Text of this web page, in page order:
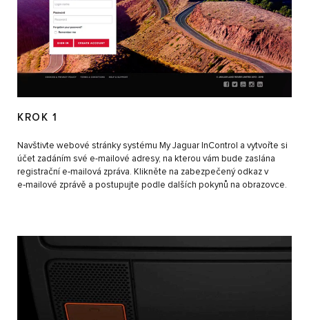
KROK 1
Navštivte webové stránky systému My Jaguar InControl a vytvořte si
účet zadáním své e-mailové adresy, na kterou vám bude zaslána
registrační e‑mailová zpráva. Klikněte na zabezpečený odkaz v
e‑mailové zprávě a postupujte podle dalších pokynů na obrazovce.